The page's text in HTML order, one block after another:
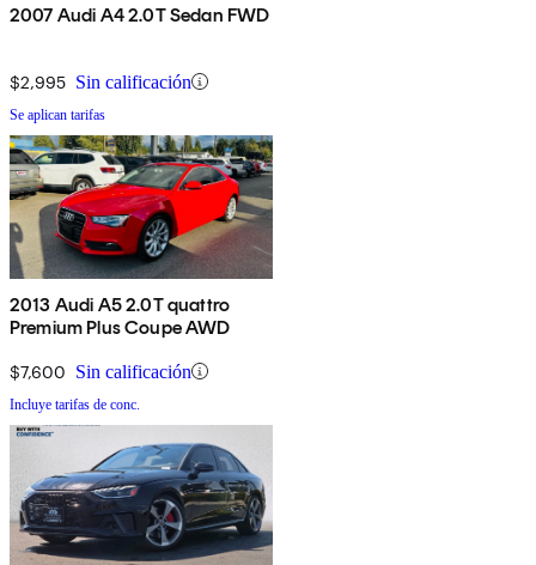
2007 Audi A4 2.0T Sedan FWD
$2,995 Sin calificación
Se aplican tarifas
2013 Audi A5 2.0T quattro
Premium Plus Coupe AWD
$7,600 Sin calificación
Incluye tarifas de conc.